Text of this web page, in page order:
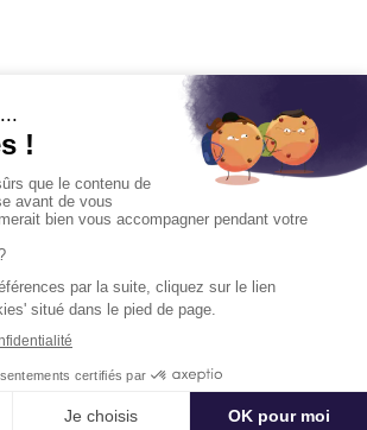
© 2026 Kactus Tous droits réservés
d'utilisation
Mentions légales